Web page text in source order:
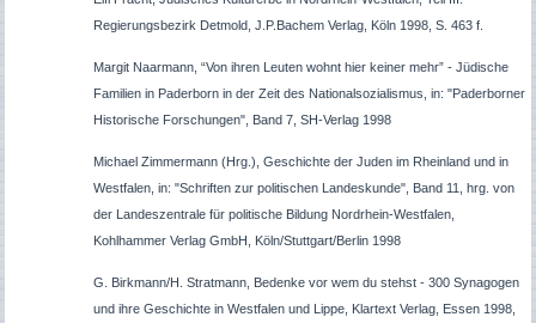
Regierungsbezirk Detmold, J.P.Bachem Verlag, Köln 1998, S. 463 f.
Margit Naarmann, “Von ihren Leuten wohnt hier keiner mehr” - Jüdische
Familien in Paderborn in der Zeit des Nationalsozialismus, in: "Paderborner
Historische Forschungen", Band 7, SH-Verlag 1998
Michael Zimmermann (Hrg.), Geschichte der Juden im Rheinland und in
Westfalen, in: "Schriften zur politischen Landeskunde", Band 11, hrg. von
der Landeszentrale für politische Bildung Nordrhein-Westfalen,
Kohlhammer Verlag GmbH, Köln/Stuttgart/Berlin 1998
G. Birkmann/H. Stratmann, Bedenke vor wem du stehst - 300 Synagogen
und ihre Geschichte in Westfalen und Lippe, Klartext Verlag, Essen 1998,